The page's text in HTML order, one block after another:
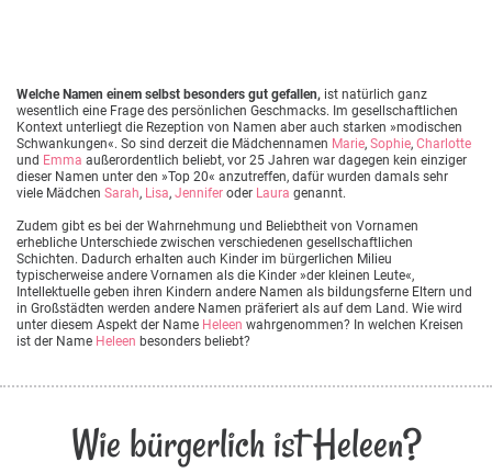
Welche Namen einem selbst besonders gut gefallen, ist natürlich ganz
wesentlich eine Frage des persönlichen Geschmacks. Im gesellschaftlichen
Kontext unterliegt die Rezeption von Namen aber auch starken »modischen
Schwankungen«. So sind derzeit die Mädchennamen Marie, Sophie, Charlotte
und Emma außerordentlich beliebt, vor 25 Jahren war dagegen kein einziger
dieser Namen unter den »Top 20« anzutreffen, dafür wurden damals sehr
viele Mädchen Sarah, Lisa, Jennifer oder Laura genannt.
Zudem gibt es bei der Wahrnehmung und Beliebtheit von Vornamen
erhebliche Unterschiede zwischen verschiedenen gesellschaftlichen
Schichten. Dadurch erhalten auch Kinder im bürgerlichen Milieu
typischerweise andere Vornamen als die Kinder »der kleinen Leute«,
Intellektuelle geben ihren Kindern andere Namen als bildungsferne Eltern und
in Großstädten werden andere Namen präferiert als auf dem Land. Wie wird
unter diesem Aspekt der Name Heleen wahrgenommen? In welchen Kreisen
ist der Name Heleen besonders beliebt?
Wie bürgerlich ist Heleen?